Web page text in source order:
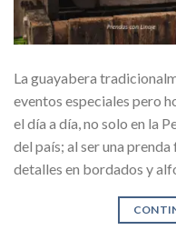
La guayabera
eventos especiales pero
el día a día, no solo en la
del país; al ser una
detalles en bordados y